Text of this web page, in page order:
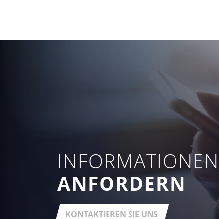
INFORMATIONEN
ANFORDERN
KONTAKTIEREN SIE UNS